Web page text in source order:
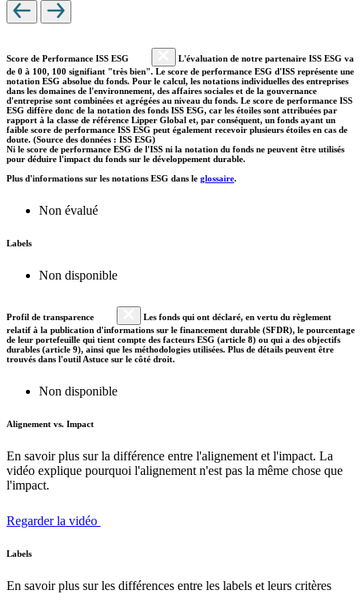
Score de Performance ISS ESG
L'évaluation de notre partenaire ISS ESG va
de 0 à 100, 100 signifiant "très bien". Le score de performance ESG d'ISS représente une
notation ESG absolue du fonds. Pour le calcul, les notations individuelles des entreprises
dans les domaines de l'environnement, des affaires sociales et de la gouvernance
d'entreprise sont combinées et agrégées au niveau du fonds. Le score de performance ISS
ESG diffère donc de la notation des fonds ISS ESG, car les étoiles sont attribuées par
rapport à la classe de référence Lipper Global et, par conséquent, un fonds ayant un
faible score de performance ISS ESG peut également recevoir plusieurs étoiles en cas de
doute. (Source des données : ISS ESG)
Ni le score de performance ESG de l'ISS ni la notation du fonds ne peuvent être utilisés
pour déduire l'impact du fonds sur le développement durable.
Plus d'informations sur les notations ESG dans le glossaire.
Non évalué
Labels
Non disponible
Profil de transparence
Les fonds qui ont déclaré, en vertu du règlement
relatif à la publication d'informations sur le financement durable (SFDR), le pourcentage
de leur portefeuille qui tient compte des facteurs ESG (article 8) ou qui a des objectifs
durables (article 9), ainsi que les méthodologies utilisées. Plus de détails peuvent être
trouvés dans l'outil Astuce sur le côté droit.
Non disponible
Alignement vs. Impact
En savoir plus sur la différence entre l'alignement et l'impact. La
vidéo explique pourquoi l'alignement n'est pas la même chose que
l'impact.
Regarder la vidéo
Labels
En savoir plus sur les différences entre les labels et leurs critères